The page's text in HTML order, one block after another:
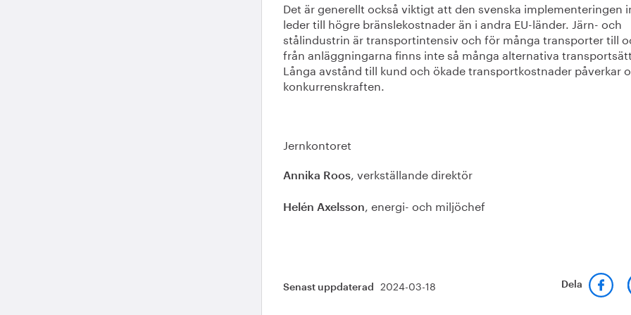
Det är generellt också viktigt att den svenska implementeringen
leder till högre bränslekostnader än i andra EU-länder. Järn- och
stålindustrin är transportintensiv och för många transporter till
från anläggningarna finns inte så många alternativa transportsätt.
Långa avstånd till kund och ökade transportkostnader påverkar
konkurrenskraften.
Jernkontoret
Annika Roos , verkställande direktör
Helén Axelsson , energi- och miljöchef
Senast uppdaterad 2024-03-18 Dela